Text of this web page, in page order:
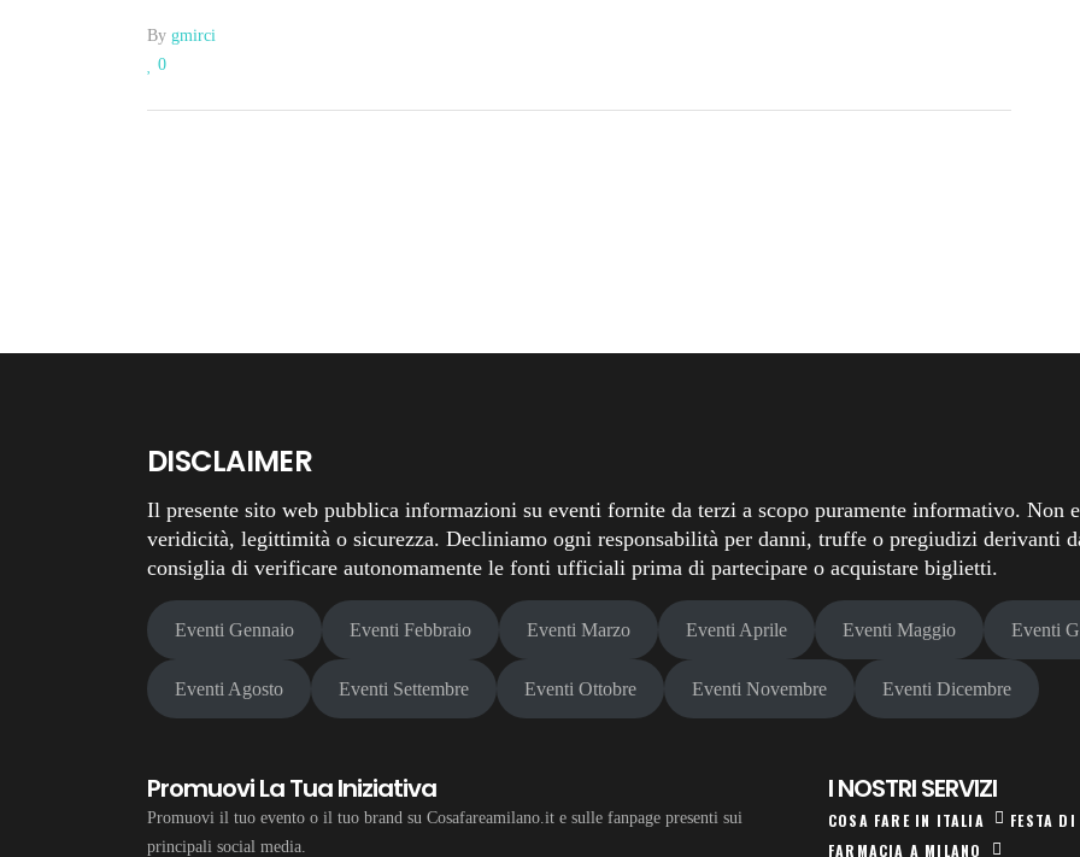
By gmirci
0
DISCLAIMER
Il presente sito web pubblica informazioni su eventi fornite da terzi a scopo puramente informativo. Non
veridicità, legittimità o sicurezza. Decliniamo ogni responsabilità per danni, truffe o pregiudizi derivanti
consiglia di verificare autonomamente le fonti ufficiali prima di partecipare o acquistare biglietti.
Eventi Gennaio Eventi Febbraio Eventi Marzo Eventi Aprile Eventi Maggio Eventi
Eventi Agosto Eventi Settembre Eventi Ottobre Eventi Novembre Eventi Dicembre
Promuovi La Tua Iniziativa
Promuovi il tuo evento o il tuo brand su Cosafareamilano.it e sulle fanpage presenti sui
principali social media.
I NOSTRI SERVIZI
COSA FARE IN ITALIA FESTA
FARMACIA A MILANO